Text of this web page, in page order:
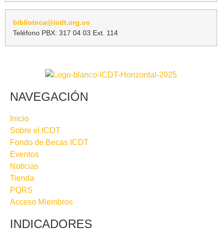
biblioteca@icdt.org.co
Teléfono PBX: 317 04 03 Ext. 114
NAVEGACIÓN
Inicio
Sobre el ICDT
Fondo de Becas ICDT
Eventos
Noticias
Tienda
PQRS
Acceso Miembros
INDICADORES